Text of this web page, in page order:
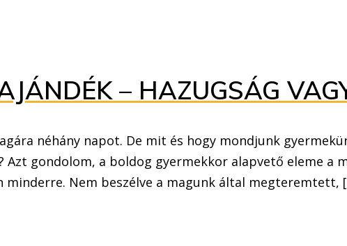
– HAZUGSÁG
néhány napot. De mit és hogy mondjunk
Azt gondolom, a boldog gyermekkor alapvető eleme a
minderre. Nem beszélve a magunk által megteremtett,